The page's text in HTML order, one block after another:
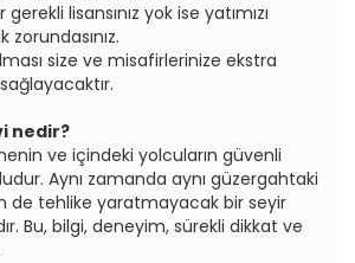
gerekli lisansınız yok ise yatımızı
zorundasınız.
size ve misafirlerinize ekstra
nedir?
ve içindeki yolcuların güvenli
Aynı zamanda aynı güzergahtaki
de tehlike yaratmayacak bir seyir
Bu, bilgi, deneyim, sürekli dikkat ve